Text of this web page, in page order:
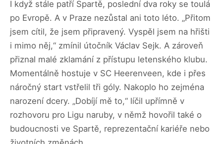
I když stále patří Spartě, poslední dva roky se toulá
po Evropě. A v Praze nezůstal ani toto léto. „Přitom
jsem cítil, že jsem připravený. Vyspěl jsem na hřišti
i mimo něj,“ zmínil útočník Václav Sejk. A zároveň
přiznal malé zklamání z přístupu letenského klubu.
Momentálně hostuje v SC Heerenveen, kde i přes
náročný start vstřelil tři góly. Nakoplo ho zejména
narození dcery. „Dobíjí mě to,“ líčil upřímně v
rozhovoru pro Ligu naruby, v němž hovořil také o
budoucnosti ve Spartě, reprezentační kariéře nebo